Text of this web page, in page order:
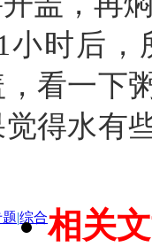
小时后
看一下
得水有
|综合相关